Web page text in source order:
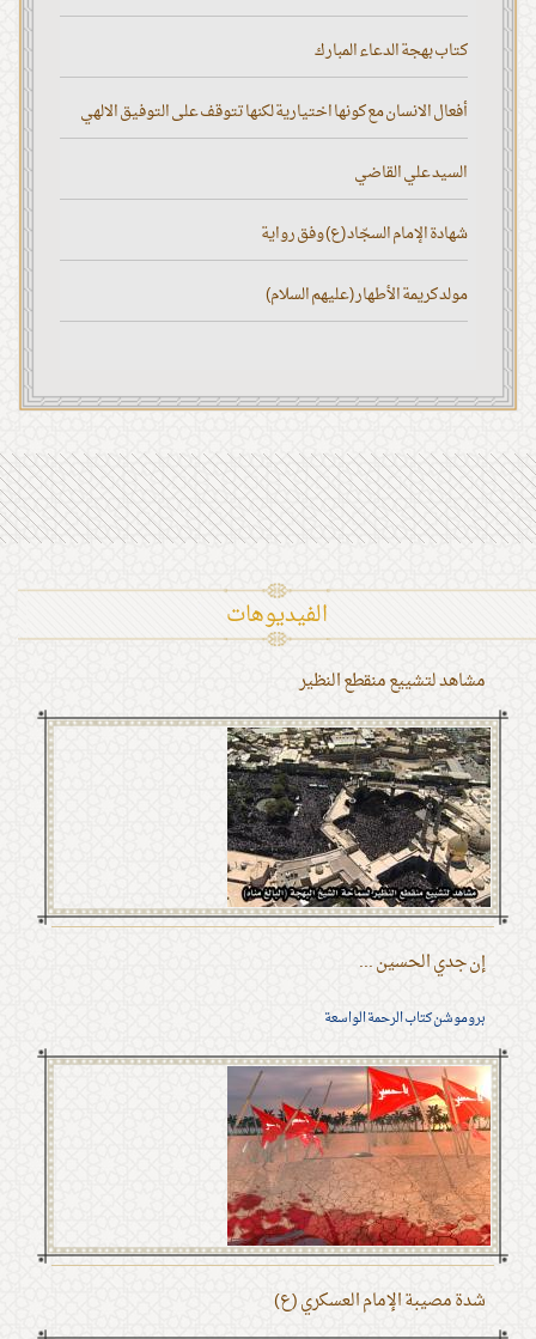
كتاب بهجة الدعاء المبارك
أفعال الانسان مع كونها اختيارية لكنها تتوقف على التوفيق الالهي
السيد علي القاضي
شهادة الإمام السجّاد (ع) وفق رواية
مولد كريمة الأطهار (عليهم السلام)
الفیدیوهات
مشاهد لتشييع منقطع النظير
إن جدي الحسين ...
بروموشن كتاب الرحمة الواسعة
شدة مصيبة الإمام العسكري (ع)